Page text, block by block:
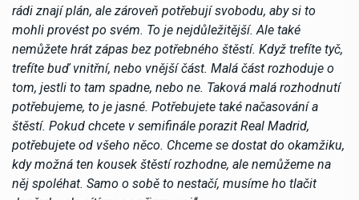
rádi znají plán, ale zároveň potřebují svobodu, aby si to
mohli provést po svém. To je nejdůležitější. Ale také
nemůžete hrát zápas bez potřebného štěstí. Když trefíte tyč,
trefíte buď vnitřní, nebo vnější část. Malá část rozhoduje o
tom, jestli to tam spadne, nebo ne. Taková malá rozhodnutí
potřebujeme, to je jasné. Potřebujete také načasování a
štěstí. Pokud chcete v semifinále porazit Real Madrid,
potřebujete od všeho něco. Chceme se dostat do okamžiku,
kdy možná ten kousek štěstí rozhodne, ale nemůžeme na
něj spoléhat. Samo o sobě to nestačí, musíme ho tlačit